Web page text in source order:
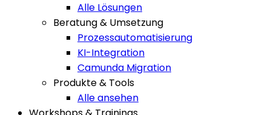
Alle Lösungen
Beratung & Umsetzung
Prozessautomatisierung
KI-Integration
Camunda Migration
Produkte & Tools
Alle ansehen